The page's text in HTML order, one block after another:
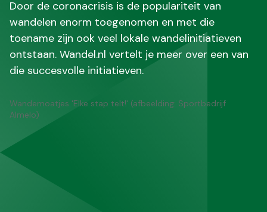
Door de coronacrisis is de populariteit van
wandelen enorm toegenomen en met die
toename zijn ook veel lokale wandelinitiatieven
ontstaan. Wandel.nl vertelt je meer over een van
die succesvolle initiatieven.
Wandemoatjes 'Elke stap telt!' (afbeelding: Sportbedrijf
Almelo)